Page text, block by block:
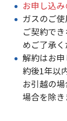
お申し込み
ガスのご
ご契約で
めご了承く
解約はお
約後1年以
お引越の
場合を除き